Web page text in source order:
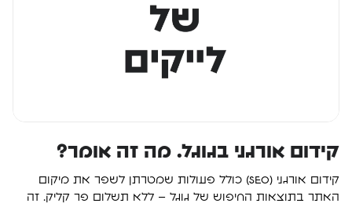
קידום אורגני בגוגל. מה זה אומר?
קידום אורגני (SEO) כולל פעולות שמטרתן לשפר את מיקום
האתר בתוצאות החיפוש של גוגל – ללא תשלום פר קליק. זה